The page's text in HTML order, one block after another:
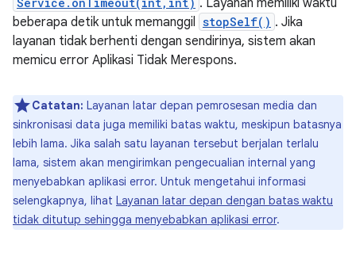
. Layanan memiliki waktu
beberapa detik untuk memanggil stopSelf() . Jika
layanan tidak berhenti dengan sendirinya, sistem akan
memicu error Aplikasi Tidak Merespons.
Catatan: Layanan latar depan pemrosesan media dan
sinkronisasi data juga memiliki batas waktu, meskipun batasnya
lebih lama. Jika salah satu layanan tersebut berjalan terlalu
lama, sistem akan mengirimkan pengecualian internal yang
menyebabkan aplikasi error. Untuk mengetahui informasi
selengkapnya, lihat Layanan latar depan dengan batas waktu
tidak ditutup sehingga menyebabkan aplikasi error.